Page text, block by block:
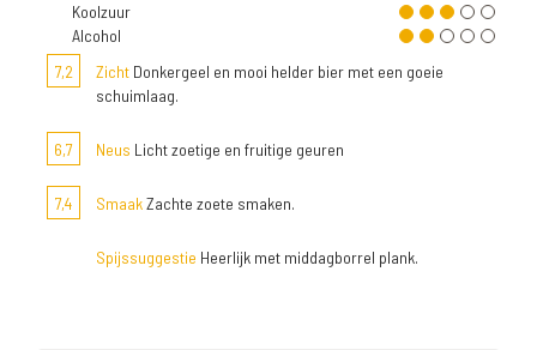
Koolzuur
Alcohol
7,2
Zicht Donkergeel en mooi helder bier met een goeie
schuimlaag.
6,7 Neus Licht zoetige en fruitige geuren
7,4 SmaakZachte zoete smaken.
Spijssuggestie Heerlijk met middagborrel plank.